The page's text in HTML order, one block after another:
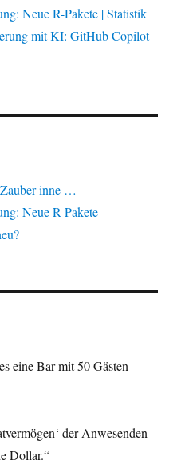
Neue R-Pakete | Statistik
mit KI: GitHub Copilot
inne …
Neue R-Pakete
eine Bar mit 50 Gästen
der Anwesenden
Dollar.“